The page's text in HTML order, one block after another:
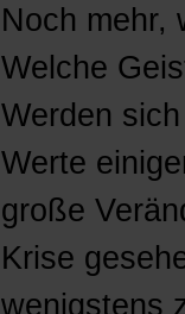
Noch mehr,
Welche
Werden
Werte
große
Krise
wenigstens